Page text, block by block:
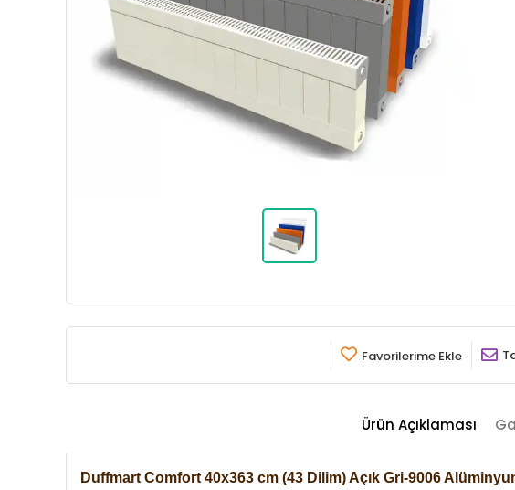
Favorilerime Ekle
Ürün Açıklaması
Duffmart Comfort 40x363 cm (43 Dilim) Açık Gri-9006